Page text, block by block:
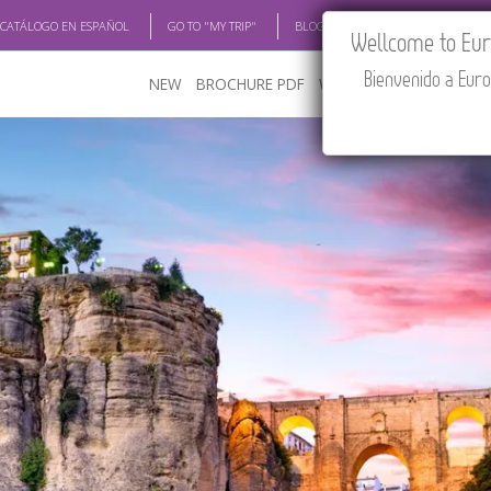
EN ESPAÑOL GO TO "MY TRIP" BLOG
NEW BROCHURE PDF WHERE TO BUY
Wellcome to
Bienvenido a